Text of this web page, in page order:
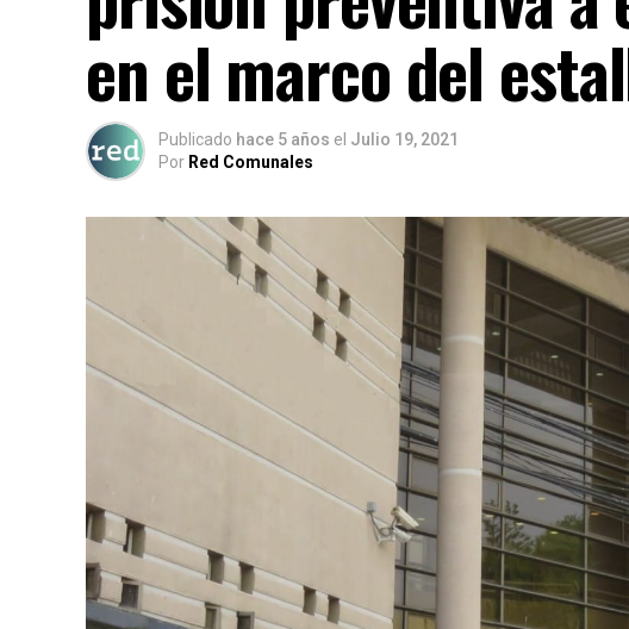
en el marco del
Publicado hace 5 años el Julio 19, 2021
Por Red Comunales